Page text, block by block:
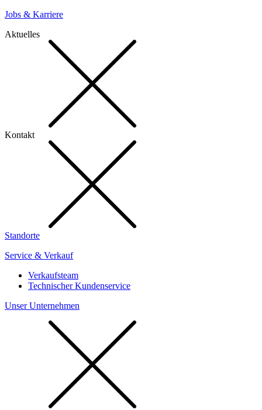
Jobs & Karriere
Aktuelles
Kontakt
Standorte
Service & Verkauf
Verkaufsteam
Technischer Kundenservice
Unser Unternehmen